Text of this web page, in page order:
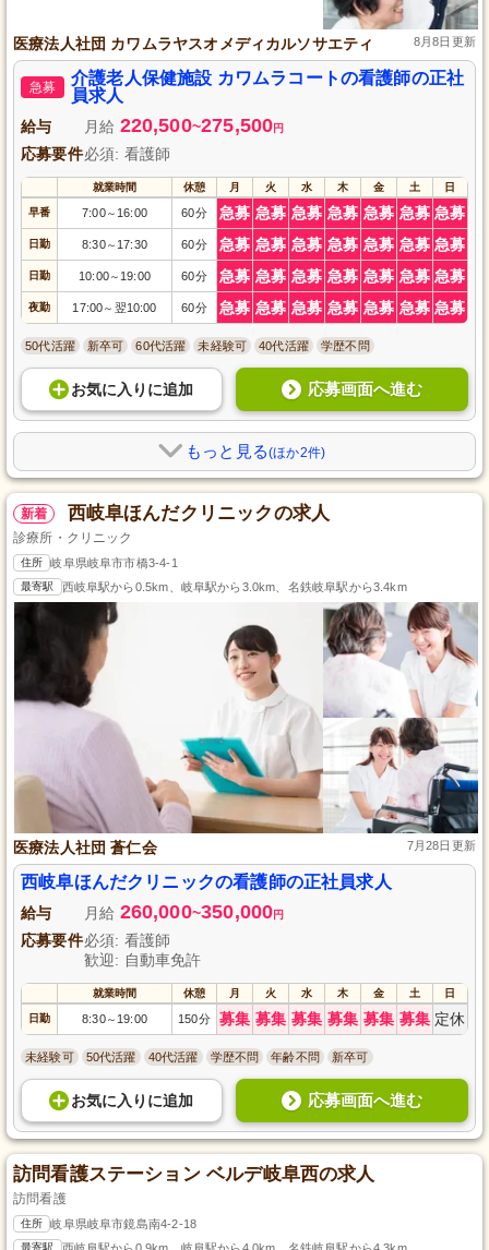
医療法人社団 カワムラヤスオメディカルソサエティ 8月8日更新
急募
介護老人保健施設 カワムラコートの看護師の正社
員求人
給与 月給 220,500~275,500円
応募要件必須: 看護師
就業時間 休憩 月 火 水 木 金 土 日
早番 7:00～ 16:00 60分 急募 急募 急募 急募 急募 急募 急募
日勤 8:30～ 17:30 60分 急募 急募 急募 急募 急募 急募 急募
日勤 10:00～ 19:00 60分 急募 急募 急募 急募 急募 急募 急募
夜勤 17:00～ 翌10:00 60分 急募 急募 急募 急募 急募 急募 急募
50代活躍 新卒可 60代活躍 未経験可 40代活躍 学歴不問
お気に入り に追加 応募画面へ進む
もっと見る(ほか2件)
新着 西岐阜ほんだクリニックの求人
診療所・クリニック
住所 岐阜県岐阜市市橋3-4-1
最寄駅 西岐阜駅から0.5km、岐阜駅から3.0km、名鉄岐阜駅から3.4km
医療法人社団 蒼仁会 7月28日更新
西岐阜ほんだクリニックの看護師の正社員求人
給与 月給 260,000~350,000円
応募要件必須: 看護師
歓迎: 自動車免許
就業時間 休憩 月 火 水 木 金 土 日
日勤 8:30～ 19:00 150分 募集 募集 募集 募集 募集 募集 定休
未経験可 50代活躍 40代活躍 学歴不問 年齢不問 新卒可
お気に入り に追加 応募画面へ進む
訪問看護ステーション ベルデ岐阜西の求人
訪問看護
住所 岐阜県岐阜市鏡島南4-2-18
最寄駅